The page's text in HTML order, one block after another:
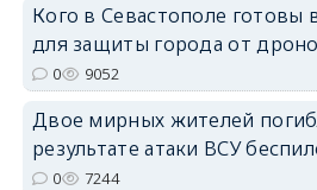
Кого в Севастополе готовы
для защиты города от
0 9052
Двое мирных жителей
результате атаки ВСУ
0 7244